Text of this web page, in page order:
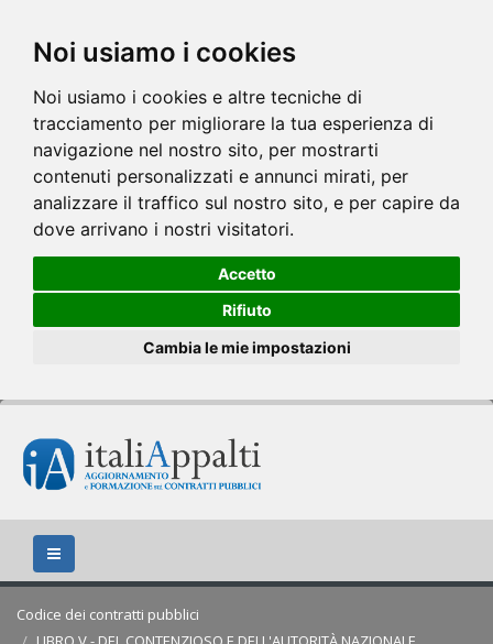
Noi usiamo i cookies
Noi usiamo i cookies e altre tecniche di
tracciamento per migliorare la tua esperienza di
navigazione nel nostro sito, per mostrarti
contenuti personalizzati e annunci mirati, per
analizzare il traffico sul nostro sito, e per capire da
dove arrivano i nostri visitatori.
Accetto
Rifiuto
Cambia le mie impostazioni
Codice dei contratti pubblici